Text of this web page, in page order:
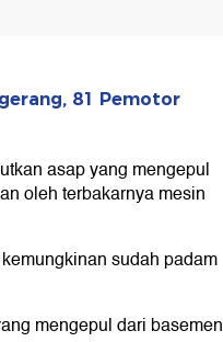
81 Pemotor
asap yang mengepul
oleh terbakarnya mesin
sudah padam
mengepul dari basemen